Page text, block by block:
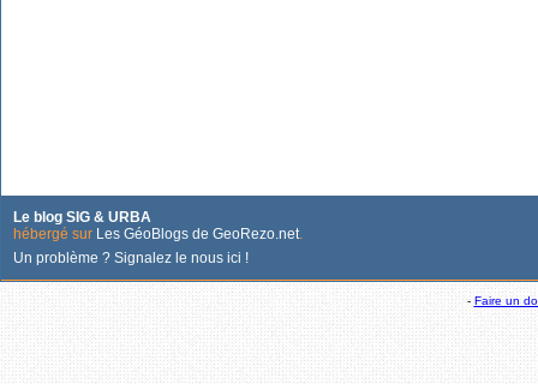
Le blog SIG & URBA
hébergé sur Les GéoBlogs de GeoRezo.net.
Un problème ? Signalez le nous ici !
-Faire un